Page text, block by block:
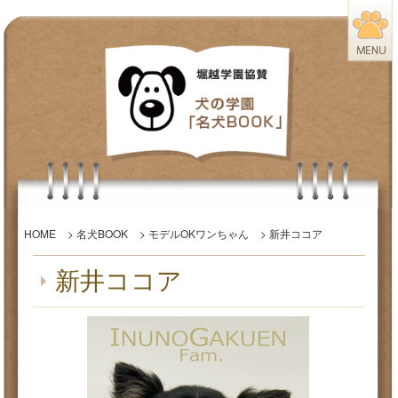
HOME > 名犬BOOK > モデルOKワンちゃん > 新井ココア
新井ココア